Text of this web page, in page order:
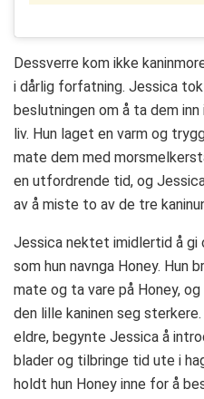
Dessverre kom ikke
i dårlig forfatning. Jessica
beslutningen om å ta dem
liv. Hun laget en varm og
mate dem med
en utfordrende tid, og
av å miste to av de tre
Jessica nektet imidlertid å gi
som hun navnga Honey. Hun
mate og ta vare på Honey,
den lille kaninen seg
eldre, begynte Jessica å
blader og tilbringe tid ute i
holdt hun Honey inne for å